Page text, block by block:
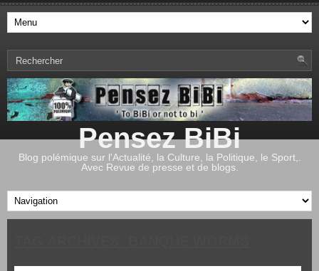
Pensez BiBi
Blog polémique sur l'Actualité, la Culture, la Politique, le Sport,.
Avec Revue de presse et de blogs.